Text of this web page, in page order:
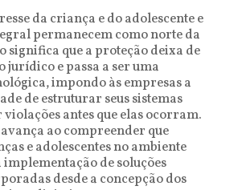
da criança e do adolescente e
permanecem como norte da
significa que a proteção deixa de
jurídico e passa a ser uma
impondo às empresas a
de estruturar seus sistemas
antes que elas ocorram.
ao compreender que
e adolescentes no ambiente
de soluções
desde a concepção dos